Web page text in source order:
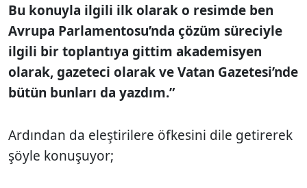
Bu konuyla ilgili ilk olarak o resimde ben
Avrupa Parlamentosu’nda çözüm süreciyle
ilgili bir toplantıya gittim akademisyen
olarak, gazeteci olarak ve Vatan Gazetesi’nde
bütün bunları da yazdım.”
Ardından da eleştirilere öfkesini dile getirerek
şöyle konuşuyor;